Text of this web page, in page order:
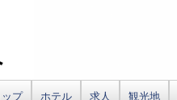
プ ホテル 求人 観光地